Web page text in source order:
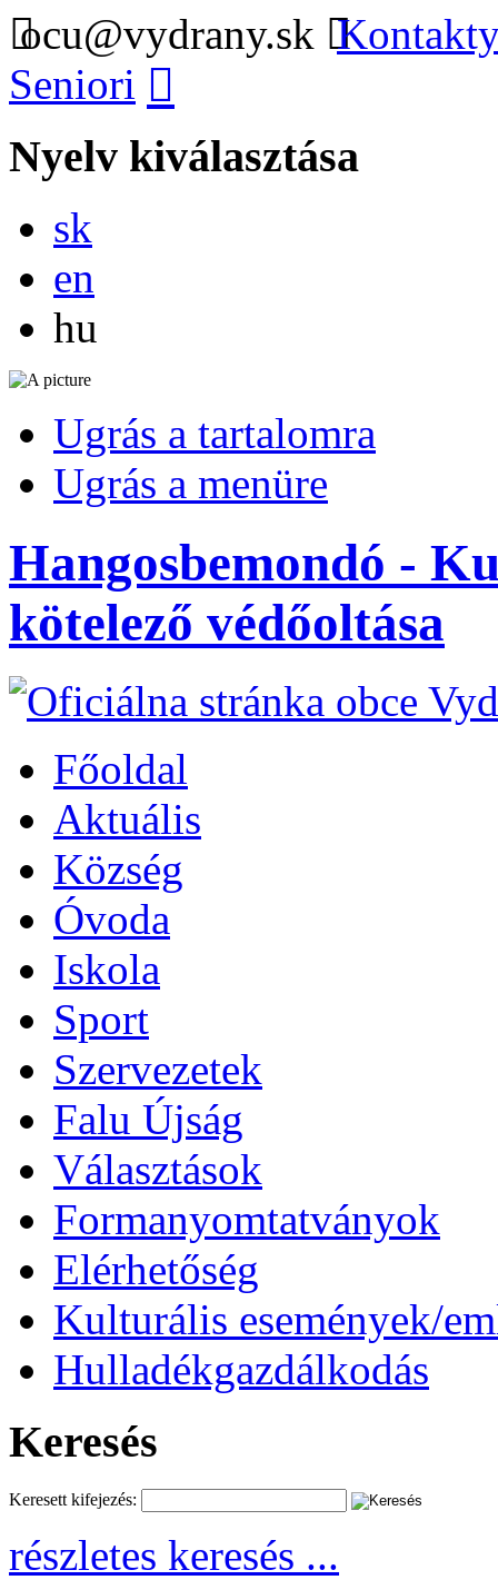
ocu@vydrany.sk
Seniori
Nyelv kiválasztása
sk
en
hu
Ugrás a tartalomra
Ugrás a menüre
Hangosbemondó -
kötelező védőoltása
Főoldal
Aktuális
Község
Óvoda
Iskola
Sport
Szervezetek
Falu Újság
Választások
Formanyomtatványok
Elérhetőség
Kulturális események/
Hulladékgazdálkodás
Keresés
Keresett kifejezés:
részletes keresés ...